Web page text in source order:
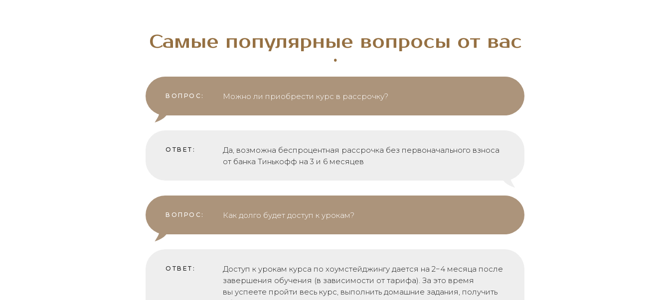
Самые популярные вопросы от вас
:
ВОПРОС: Можно ли приобрести курс в рассрочку?
ОТВЕТ:
Да, возможна беспроцентная рассрочка без первоначального взноса
от банка Тинькофф на 3 и 6 месяцев
ВОПРОС: Как долго будет доступ к урокам?
ОТВЕТ:
Доступ к урокам курса по хоумстейджингу дается на 2−4 месяца после
завершения обучения (в зависимости от тарифа). За это время
вы успеете пройти весь курс, выполнить домашние задания, получить